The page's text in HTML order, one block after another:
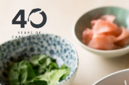
メインコンテンツへスキップ